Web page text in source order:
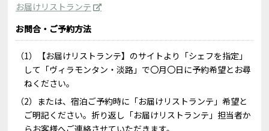
お届けリストランテ
お問合・ご予約方法
（1）【お届けリストランテ】のサイトより「シェフを指定」
して「ヴィラモンタン・淡路」で〇月〇日に予約希望とお尋
ねください。
（2）または、宿泊ご予約時に「お届けリストランテ」希望と
ご明記ください。折り返し「お届けリストランテ」担当者か